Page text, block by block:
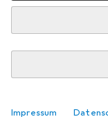
Impressum